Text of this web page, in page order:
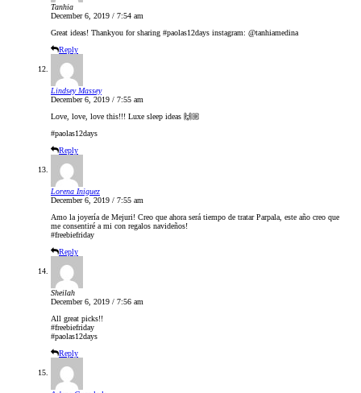
Tanhia
December 6, 2019 / 7:54 am
Great ideas! Thankyou for sharing #paolas12days instagram: @tanhiamedina
Reply
Lindsey Massey
December 6, 2019 / 7:55 am
Love, love, love this!!! Luxe sleep ideas 🙌🏼
#paolas12days
Reply
Lorena Iniguez
December 6, 2019 / 7:55 am
Amo la joyería de Mejuri! Creo que ahora será tiempo de tratar Parpala, este año creo que
me consentiré a mi con regalos navideños!
#freebiefriday
Reply
Sheilah
December 6, 2019 / 7:56 am
All great picks!!
#freebiefriday
#paolas12days
Reply